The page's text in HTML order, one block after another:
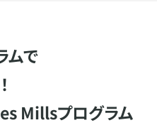
ムで
Millsプログラム